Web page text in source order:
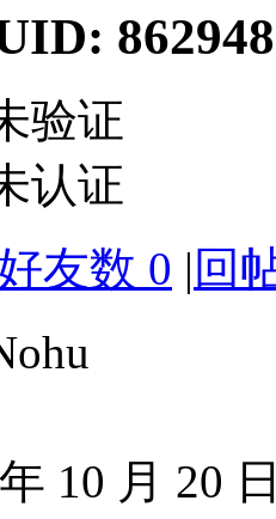
验证
认证
友数 0 | 回
10 月 20